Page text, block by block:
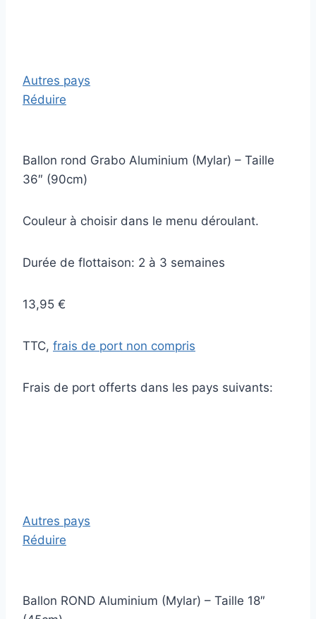
Autres pays
Réduire
Ballon rond Grabo Aluminium (Mylar) – Taille
36″ (90cm)
Couleur à choisir dans le menu déroulant.
Durée de flottaison: 2 à 3 semaines
13,95 €
TTC, frais de port non compris
Frais de port offerts dans les pays suivants:
Autres pays
Réduire
Ballon ROND Aluminium (Mylar) – Taille 18″